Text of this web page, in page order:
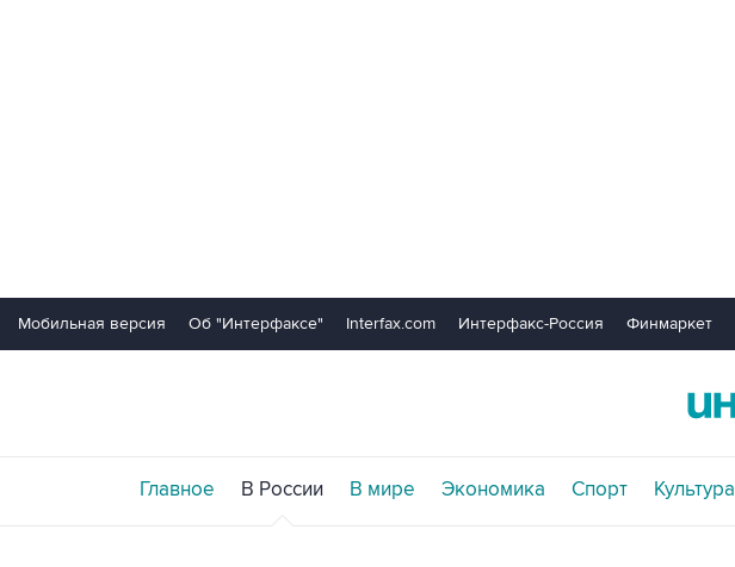
Мобильная версия Об "Интерфаксе" Interfax.com Интерфакс-Россия Финмаркет
Главное В России В мире Экономика Спорт Культура